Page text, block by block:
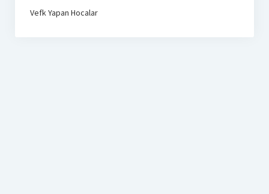
Vefk Yapan Hocalar